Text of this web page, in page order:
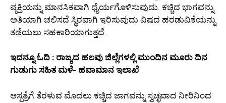
ವ್ಯಕ್ತಿಯನ್ನು ಮಾನಸಿಕವಾಗಿ ಧೈರ್ಯಗೊಳಿಸುವುದು. ಕಚ್ಚಿದ ಭಾಗವನ್ನು
ಅತಿಯಾಗಿ ಚಲಿಸದೆ ಸ್ಥಿರವಾಗಿ ಇರಿಸುವುದು ವಿಷದ ಹರಡುವಿಕೆಯನ್ನು
ತಡೆಯಲು ಸಹಕಾರಿಯಾಗುತ್ತದೆ.
ಇದನ್ನೂ ಓದಿ : ರಾಜ್ಯದ ಹಲವು ಜಿಲ್ಲೆಗಳಲ್ಲಿ ಮುಂದಿನ ಮೂರು ದಿನ
ಗುಡುಗು ಸಹಿತ ಮಳೆ- ಹವಾಮಾನ ಇಲಾಖೆ
ಆಸ್ಪತ್ರೆಗೆ ತೆರಳುವ ಮೊದಲು ಕಚ್ಚಿದ ಜಾಗವನ್ನು ಸ್ವಚ್ಛವಾದ ನೀರಿನಿಂದ